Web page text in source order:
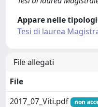
Appare nelle
Tesi di laurea
File allegati
File
2017_07_Viti.pdf
non